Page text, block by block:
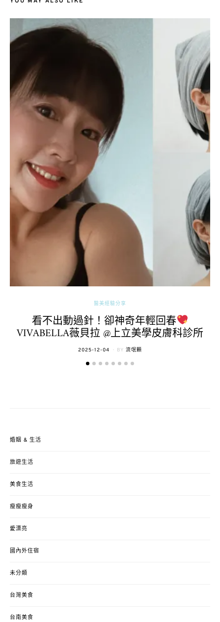
醫美經驗分享
看不出動過針！卻神奇年輕回春
VIVABELLA薇貝拉 @上立美學皮膚科診所
POSTED
2025-12-04 BY 流氓顆
婚姻 & 生活
旅遊生活
美食生活
瘦瘦瘦身
愛漂亮
國內外住宿
未分類
台灣美食
台南美食